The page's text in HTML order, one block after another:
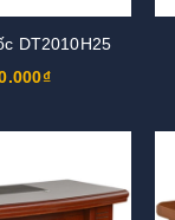
DT2010H25